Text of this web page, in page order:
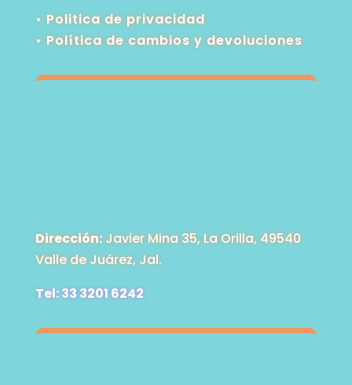
• Politica de privacidad
•Política de cambios y devoluciones
Dirección:Javier Mina 35, La Orilla, 49540
Valle de Juárez, Jal.
Tel: 33 3201 6242